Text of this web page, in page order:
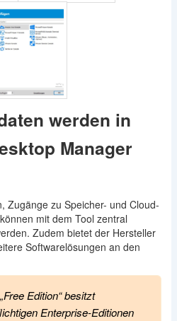
werden in
Manager
Zugänge zu Speicher- und Cloud-
mit dem Tool zentral
Zudem bietet der Hersteller
Softwarelösungen an den
Edition“ besitzt
Enterprise-Editionen